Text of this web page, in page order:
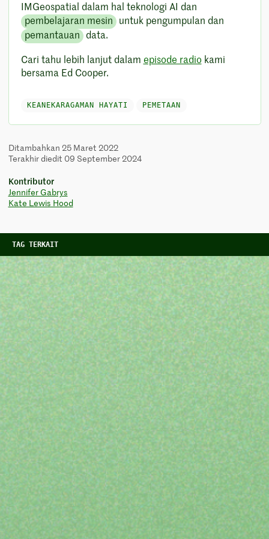
IMGeospatial dalam hal teknologi AI dan
pembelajaran mesin untuk pengumpulan dan
pemantauan data.
Cari tahu lebih lanjut dalam episode radiokami
bersama Ed Cooper.
KEANEKARAGAMAN HAYATI PEMETAAN
Ditambahkan 25 Maret 2022
Terakhir diedit 09 September 2024
Kontributor
Jennifer Gabrys
Kate Lewis Hood
TAG TERKAIT